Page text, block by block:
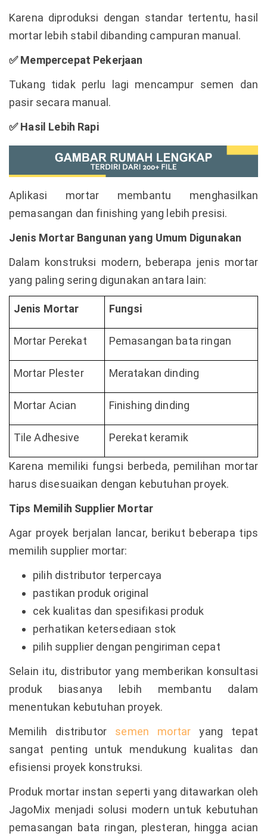
Karena diproduksi dengan standar tertentu, hasil
mortar lebih stabil dibanding campuran manual.
✅Mempercepat Pekerjaan
Tukang tidak perlu lagi mencampur semen dan
pasir secara manual.
✅Hasil Lebih Rapi
Aplikasi mortar membantu menghasilkan
pemasangan dan finishing yang lebih presisi.
Jenis Mortar Bangunan yang Umum Digunakan
Dalam konstruksi modern, beberapa jenis mortar
yang paling sering digunakan antara lain:
Jenis Mortar Fungsi
Mortar Perekat Pemasangan bata ringan
Mortar Plester Meratakan dinding
Mortar Acian Finishing dinding
Tile Adhesive Perekat keramik
Karena memiliki fungsi berbeda, pemilihan mortar
harus disesuaikan dengan kebutuhan proyek.
Tips Memilih Supplier Mortar
Agar proyek berjalan lancar, berikut beberapa tips
memilih supplier mortar:
pilih distributor terpercaya
pastikan produk original
cek kualitas dan spesifikasi produk
perhatikan ketersediaan stok
pilih supplier dengan pengiriman cepat
Selain itu, distributor yang memberikan konsultasi
produk biasanya lebih membantu dalam
menentukan kebutuhan proyek.
Memilih distributor semen mortar yang tepat
sangat penting untuk mendukung kualitas dan
efisiensi proyek konstruksi.
Produk mortar instan seperti yang ditawarkan oleh
JagoMix menjadi solusi modern untuk kebutuhan
pemasangan bata ringan, plesteran, hingga acian